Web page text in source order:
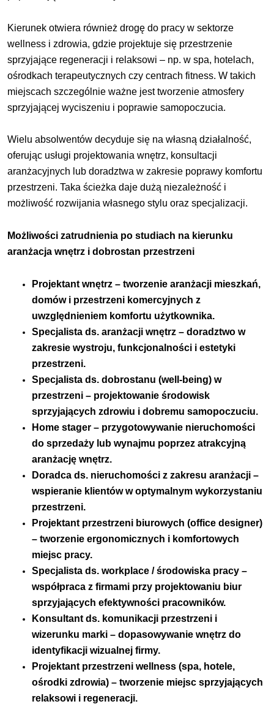
Kierunek otwiera również drogę do pracy w sektorze
wellness i zdrowia, gdzie projektuje się przestrzenie
sprzyjające regeneracji i relaksowi – np. w spa, hotelach,
ośrodkach terapeutycznych czy centrach fitness. W takich
miejscach szczególnie ważne jest tworzenie atmosfery
sprzyjającej wyciszeniu i poprawie samopoczucia.
Wielu absolwentów decyduje się na własną działalność,
oferując usługi projektowania wnętrz, konsultacji
aranżacyjnych lub doradztwa w zakresie poprawy komfortu
przestrzeni. Taka ścieżka daje dużą niezależność i
możliwość rozwijania własnego stylu oraz specjalizacji.
Możliwości zatrudnienia po studiach na kierunku
aranżacja wnętrz i dobrostan przestrzeni
Projektant wnętrz – tworzenie aranżacji mieszkań,
domów i przestrzeni komercyjnych z
uwzględnieniem komfortu użytkownika.
Specjalista ds. aranżacji wnętrz – doradztwo w
zakresie wystroju, funkcjonalności i estetyki
przestrzeni.
Specjalista ds. dobrostanu (well-being) w
przestrzeni – projektowanie środowisk
sprzyjających zdrowiu i dobremu samopoczuciu.
Home stager – przygotowywanie nieruchomości
do sprzedaży lub wynajmu poprzez atrakcyjną
aranżację wnętrz.
Doradca ds. nieruchomości z zakresu aranżacji –
wspieranie klientów w optymalnym wykorzystaniu
przestrzeni.
Projektant przestrzeni biurowych (office designer)
– tworzenie ergonomicznych i komfortowych
miejsc pracy.
Specjalista ds. workplace / środowiska pracy –
współpraca z firmami przy projektowaniu biur
sprzyjających efektywności pracowników.
Konsultant ds. komunikacji przestrzeni i
wizerunku marki – dopasowywanie wnętrz do
identyfikacji wizualnej firmy.
Projektant przestrzeni wellness (spa, hotele,
ośrodki zdrowia) – tworzenie miejsc sprzyjających
relaksowi i regeneracji.